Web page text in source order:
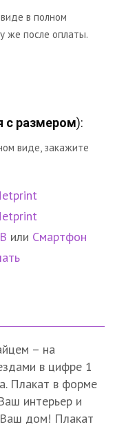
в полном
же после оплаты.
с размером):
виде, закажите
или Смартфон
– на
в цифре 1
Плакат в форме
интерьер и
Ваш дом! Плакат